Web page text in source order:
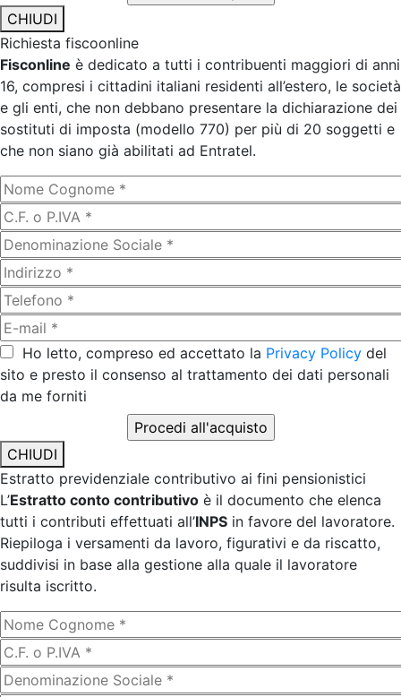
CHIUDI
Richiesta fiscoonline
Fisconline è dedicato a tutti i contribuenti maggiori di anni
16, compresi i cittadini italiani residenti all’estero, le società
e gli enti, che non debbano presentare la dichiarazione dei
sostituti di imposta (modello 770) per più di 20 soggetti e
che non siano già abilitati ad Entratel.
Ho letto, compreso ed accettato la Privacy Policy del
sito e presto il consenso al trattamento dei dati personali
da me forniti
CHIUDI
Estratto previdenziale contributivo ai fini pensionistici
L’Estratto conto contributivo è il documento che elenca
tutti i contributi effettuati all’INPS in favore del lavoratore.
Riepiloga i versamenti da lavoro, figurativi e da riscatto,
suddivisi in base alla gestione alla quale il lavoratore
risulta iscritto.